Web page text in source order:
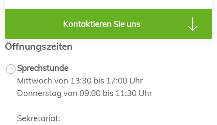
Kontaktieren Sie uns
Öffnungszeiten
Sprechstunde
Mittwoch von 13:30 bis 17:00 Uhr
Donnerstag von 09:00 bis 11:30 Uhr
Sekretariat: